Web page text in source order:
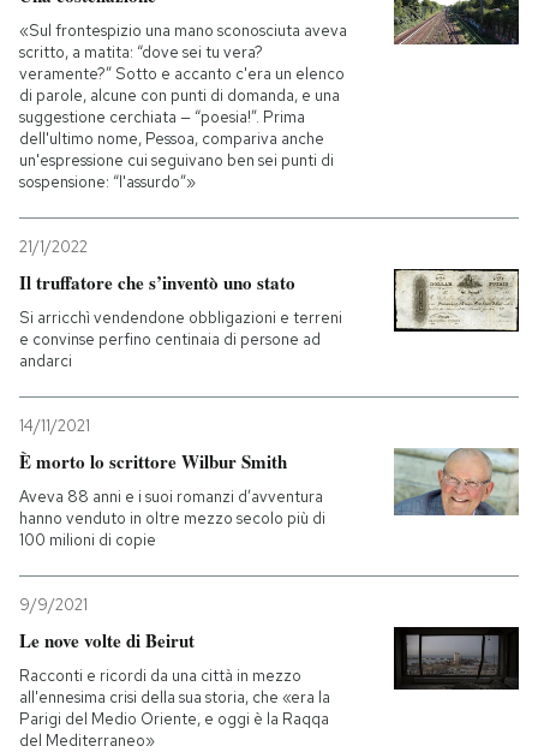
«Sul frontespizio una mano sconosciuta aveva
scritto, a matita: “dove sei tu vera?
veramente?” Sotto e accanto c'era un elenco
di parole, alcune con punti di domanda, e una
suggestione cerchiata — “poesia!”. Prima
dell'ultimo nome, Pessoa, compariva anche
un'espressione cui seguivano ben sei punti di
sospensione: “l'assurdo”»
21/1/2022
Il truffatore che s’inventò uno stato
Si arricchì vendendone obbligazioni e terreni
e convinse perfino centinaia di persone ad
andarci
14/11/2021
È morto lo scrittore Wilbur Smith
Aveva 88 anni e i suoi romanzi d’avventura
hanno venduto in oltre mezzo secolo più di
100 milioni di copie
9/9/2021
Le nove volte di Beirut
Racconti e ricordi da una città in mezzo
all'ennesima crisi della sua storia, che «era la
Parigi del Medio Oriente, e oggi è la Raqqa
del Mediterraneo»